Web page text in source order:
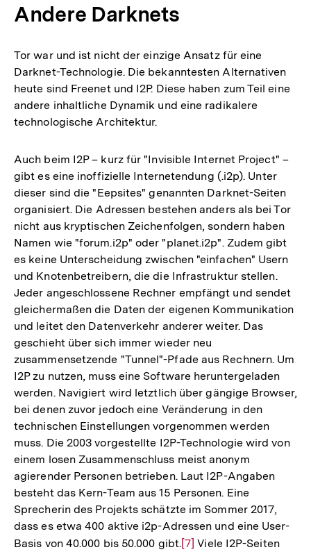
Andere Darknets
Tor war und ist nicht der einzige Ansatz für eine
Darknet-Technologie. Die bekanntesten Alternativen
heute sind Freenet und I2P. Diese haben zum Teil eine
andere inhaltliche Dynamik und eine radikalere
technologische Architektur.
Auch beim I2P – kurz für "Invisible Internet Project" –
gibt es eine inoffizielle Internetendung (.i2p). Unter
dieser sind die "Eepsites" genannten Darknet-Seiten
organisiert. Die Adressen bestehen anders als bei Tor
nicht aus kryptischen Zeichenfolgen, sondern haben
Namen wie "forum.i2p" oder "planet.i2p". Zudem gibt
es keine Unterscheidung zwischen "einfachen" Usern
und Knotenbetreibern, die die Infrastruktur stellen.
Jeder angeschlossene Rechner empfängt und sendet
gleichermaßen die Daten der eigenen Kommunikation
und leitet den Datenverkehr anderer weiter. Das
geschieht über sich immer wieder neu
zusammensetzende "Tunnel"-Pfade aus Rechnern. Um
I2P zu nutzen, muss eine Software heruntergeladen
werden. Navigiert wird letztlich über gängige Browser,
bei denen zuvor jedoch eine Veränderung in den
technischen Einstellungen vorgenommen werden
muss. Die 2003 vorgestellte I2P-Technologie wird von
einem losen Zusammenschluss meist anonym
agierender Personen betrieben. Laut I2P-Angaben
besteht das Kern-Team aus 15 Personen. Eine
Sprecherin des Projekts schätzte im Sommer 2017,
dass es etwa 400 aktive i2p-Adressen und eine User-
Basis von 40.000 bis 50.000 gibt.Zur
[7] Viele I2P-Seiten